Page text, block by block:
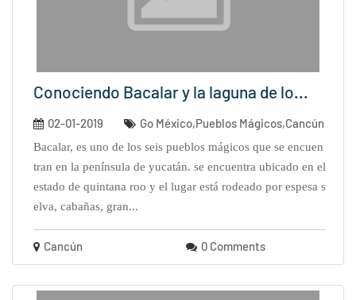
Conociendo Bacalar y la laguna de lo...
02-01-2019 Go México,Pueblos Mágicos,Cancún
bacalar, es uno de los seis pueblos mágicos que se encuen
tran en la península de yucatán. se encuentra ubicado en el
estado de quintana roo y el lugar está rodeado por espesa s
elva, cabañas, gran...
Cancún 0 Comments